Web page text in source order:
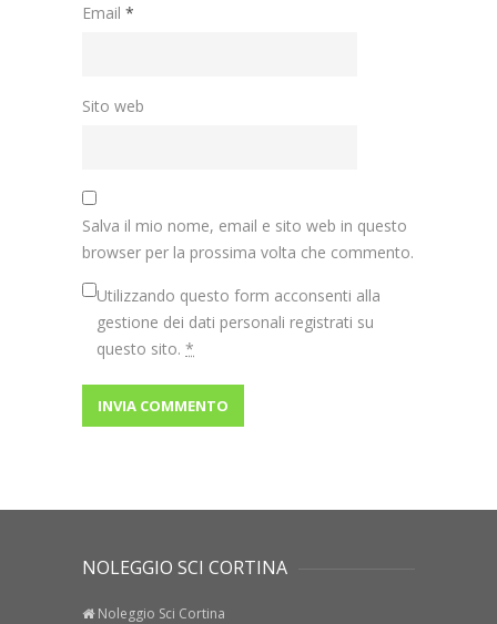
Email*
Sito web
Salva il mio nome, email e sito web in questo
browser per la prossima volta che commento.
Utilizzando questo form acconsenti alla
gestione dei dati personali registrati su
questo sito.*
NOLEGGIO SCI CORTINA
Noleggio Sci Cortina